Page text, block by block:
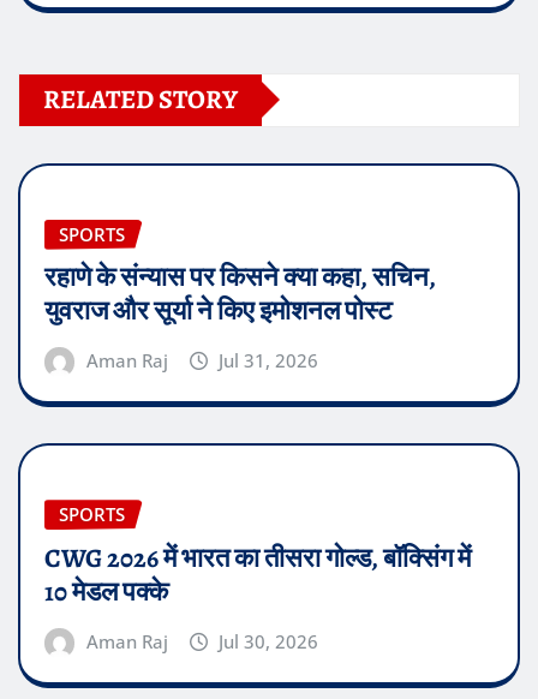
RELATED STORY
SPORTS
रहाणे के संन्यास पर किसने क्या कहा, सचिन,
युवराज और सूर्या ने किए इमोशनल पोस्ट
Aman Raj Jul 31, 2026
SPORTS
CWG 2026 में भारत का तीसरा गोल्ड, बॉक्सिंग में
10 मेडल पक्के
Aman Raj Jul 30, 2026